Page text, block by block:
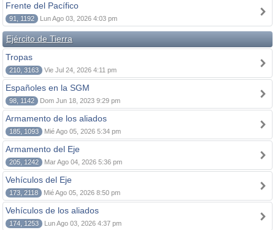
Frente del Pacífico
91, 1192 Lun Ago 03, 2026 4:03 pm
Ejército de Tierra
Tropas
210, 3163 Vie Jul 24, 2026 4:11 pm
Españoles en la SGM
98, 1142 Dom Jun 18, 2023 9:29 pm
Armamento de los aliados
185, 1093 Mié Ago 05, 2026 5:34 pm
Armamento del Eje
205, 1242 Mar Ago 04, 2026 5:36 pm
Vehículos del Eje
173, 2118 Mié Ago 05, 2026 8:50 pm
Vehículos de los aliados
174, 1253 Lun Ago 03, 2026 4:37 pm